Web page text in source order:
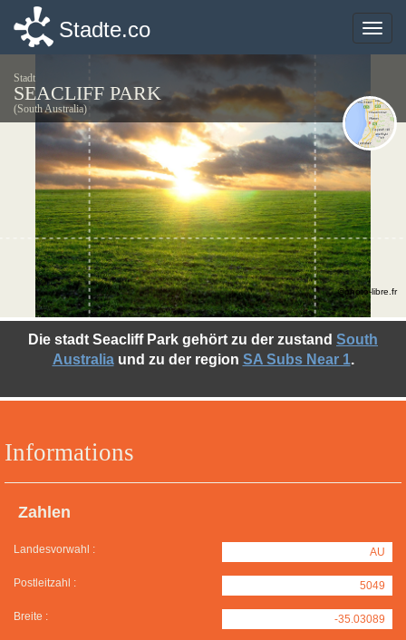
Toggle
Stadte.co
Stadt
SEACLIFF PARK
(South Australia)
Informations
Zahlen
Landesvorwahl : AU
Postleitzahl : 5049
Breite : -35.03089
Die stadt Seacliff Park gehört zu der zustand South
Australiaund zu der region SA Subs Near 1.
©photo-libre.fr
Toggle
Stadte.co